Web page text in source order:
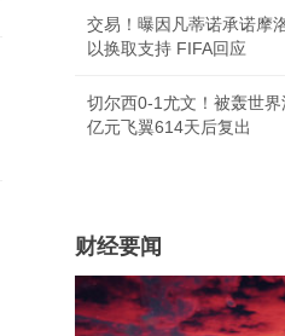
交易！曝因凡蒂诺承诺摩
以换取支持 FIFA回应
切尔西0-1尤文！被轰世
亿元飞翼614天后复出
财经要闻